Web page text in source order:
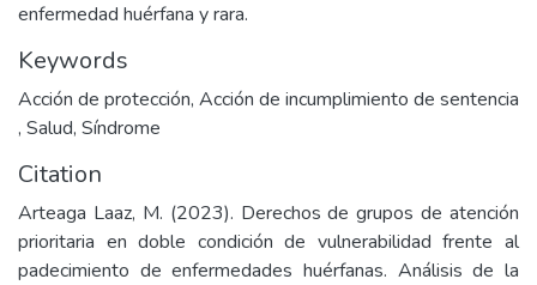
enfermedad huérfana y rara.
Keywords
Acción de protección, Acción de incumplimiento de sentencia
, Salud, Síndrome
Citation
Arteaga Laaz, M. (2023). Derechos de grupos de atención
prioritaria en doble condición de vulnerabilidad frente al
padecimiento de enfermedades huérfanas. Análisis de la